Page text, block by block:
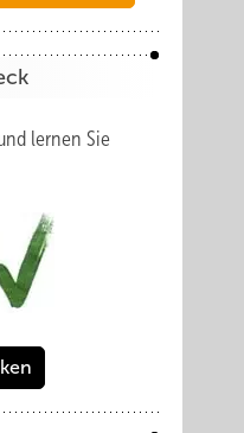
lernen Sie